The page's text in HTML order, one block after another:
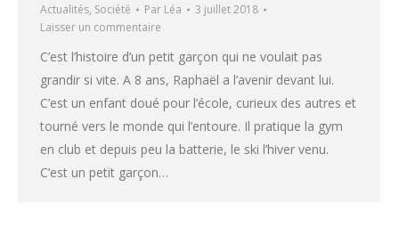
Actualités, Société Par Léa
3 juillet 2018
Laisser un commentaire
C’est l’histoire d’un petit garçon qui ne voulait pas
grandir si vite. A 8 ans, Raphaël a l’avenir devant lui.
C’est un enfant doué pour l’école, curieux des autres et
tourné vers le monde qui l’entoure. Il pratique la gym
en club et depuis peu la batterie, le ski l’hiver venu.
C’est un petit garçon…